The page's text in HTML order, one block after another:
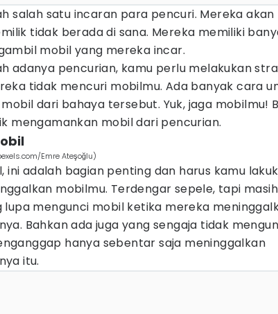
salah satu incaran para pencuri. Mereka
tidak berada di sana. Mereka memiliki
mobil yang mereka incar.
adanya pencurian, kamu perlu melakukan
tidak mencuri mobilmu. Ada banyak cara
dari bahaya tersebut. Yuk, jaga mobilmu!
mengamankan mobil dari pencurian.
Emre Ateşoğlu)
ini adalah bagian penting dan harus kamu
mobilmu. Terdengar sepele, tapi
lupa mengunci mobil ketika mereka
Bahkan ada juga yang sengaja tidak
hanya sebentar saja meninggalkan
itu.